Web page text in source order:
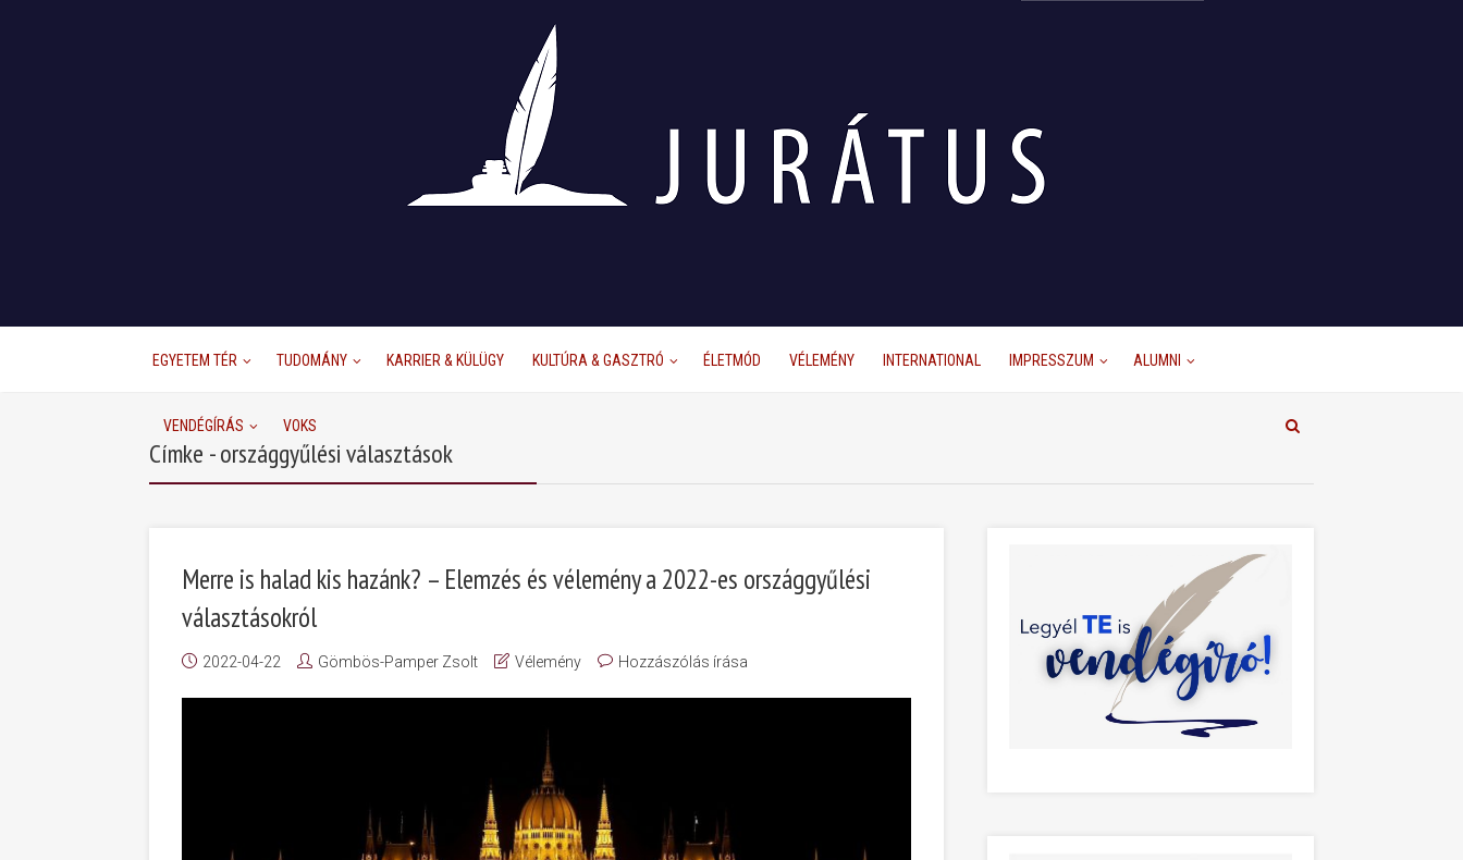
EGYETEM TÉR TUDOMÁNY KARRIER & KÜLÜGY KULTÚRA & GASZTRÓ ÉLETMÓD VÉLEMÉNY INTERNATIONAL IMPRESSZUM ALUMNI
VENDÉGÍRÁS VOKS
Címke - országgyűlési választások
Merre is halad kis hazánk? – Elemzés és vélemény a 2022-es országgyűlési
választásokról
2022-04-22 Gömbös-Pamper Zsolt Vélemény Hozzászólás írása